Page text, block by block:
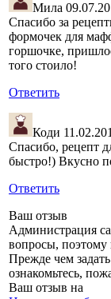
Мила
Спасибо за
формочек для
горшочке,
того стоило!
Ответить
Коди
Спасибо, рецепт
быстро!) Вкусно
Ответить
Ваш отзыв
Администрация
вопросы, поэтому
Прежде чем
ознакомьтесь,
Ваш отзыв на